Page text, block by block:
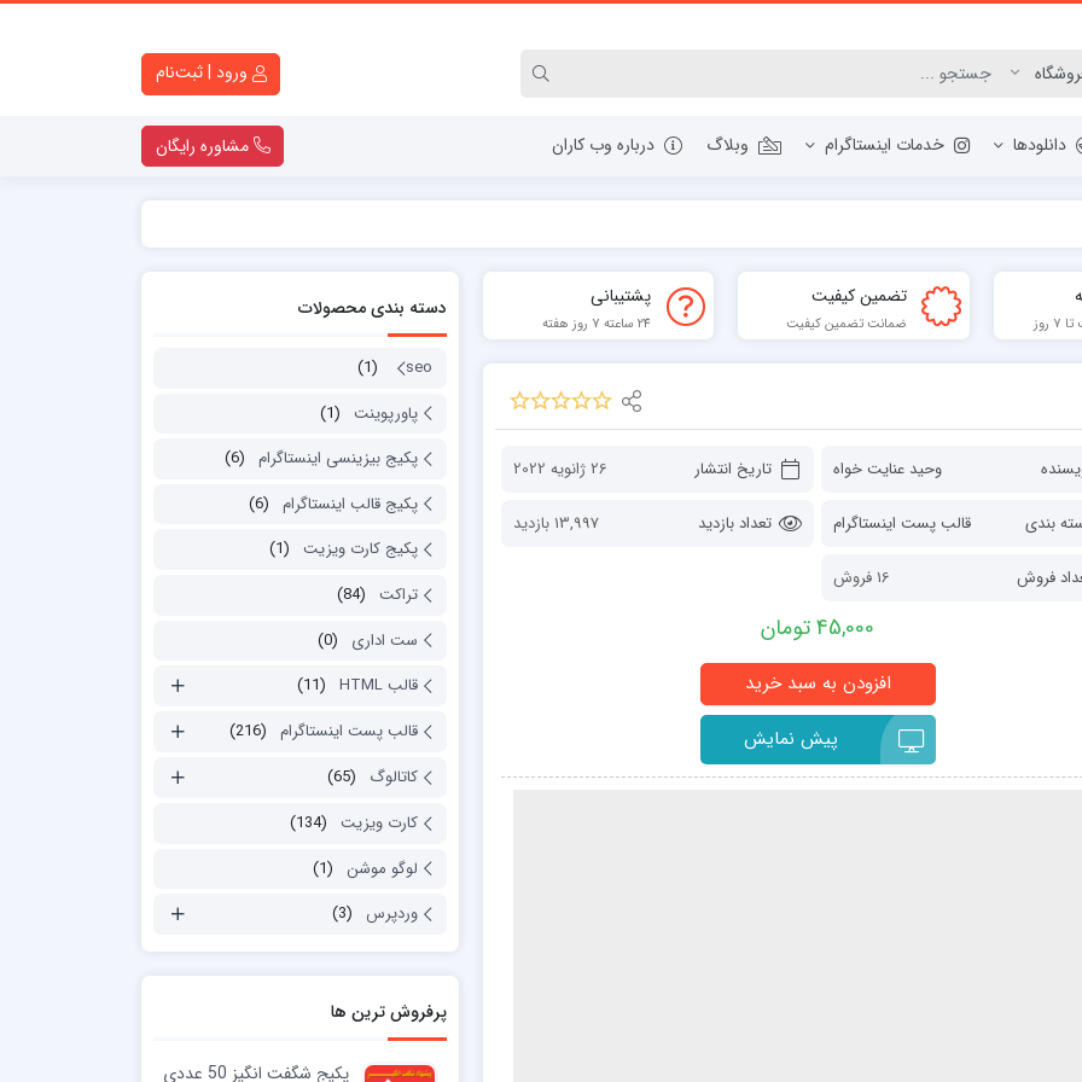
ورود | ثبت‌نام
دانلودها
مرورگر وب
ابزار گرافیک و عکس
مدیریت دانلودها
برنامه نویسی
ابزار PDF
کارت ویزیت لایه باز
تراکت لایه باز
کاتالوگ لایه باز
قالب اینستاگرام
پاورپوینت
لوگو موشن
خدمات اینستاگرام وبلاگ درباره وب کاران مشاوره رایگان
تضمین کیفیت
ضمانت تضمین کیفیت
پشتیبانی
24 ساعته 7 روز هفته
وحید عنایت خواه تاریخ انتشار 26 ژانویه 2022
بندی قالب پست اینستاگرام تعداد بازدید 13,997 بازدید
فروش 16 فروش
45,000 تومان
پیش نمایش
دسته بندی محصولات
seo
(1)
پاورپوینت
(1)
پکیج بیزینسی اینستاگرام (6)
پکیج قالب اینستاگرام (6)
پکیج کارت ویزیت
(1)
تراکت
(84)
ست اداری
(0)
قالب HTML
(11)
قالب پست اینستاگرام (216)
کاتالوگ
(65)
کارت ویزیت
(134)
لوگو موشن
(1)
وردپرس
(3)
پرفروش ترین ها
پکیج شگفت انگیز 50 عددی